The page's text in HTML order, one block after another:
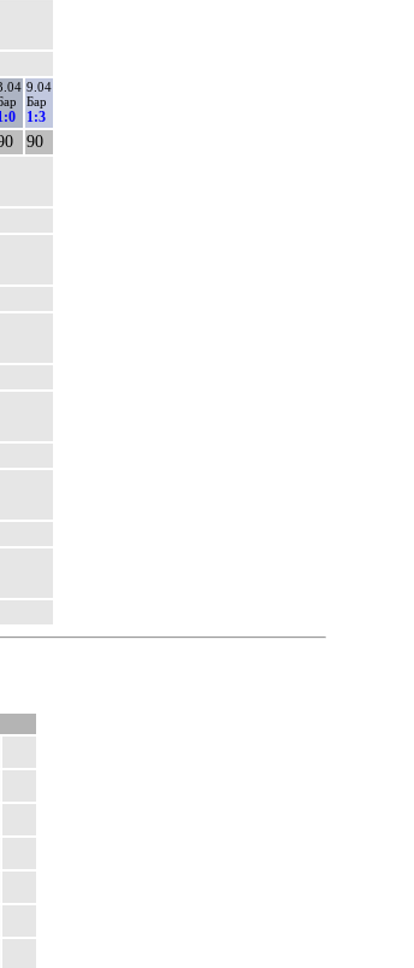
9.04
Бар
1:3
90